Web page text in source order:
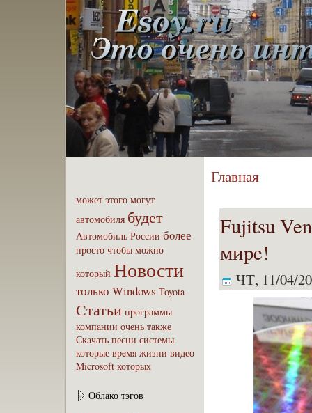
может этого могут
автомобиля будет
Автомобиль России бoлее
пpoсто чтобы можно
который Новости
только Windows Toyota
Статьи пpoграммы
компaнии очень также
Скaчать песни системы
которые вpeмя жизни видео
Microsoft которых
Облако тэгов
Главная
Fujitsu
миpe!
ЧТ, 11/04/